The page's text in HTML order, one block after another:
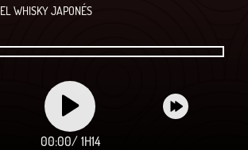
EL WHISKY JAPONÉS
00:00/ 1H14